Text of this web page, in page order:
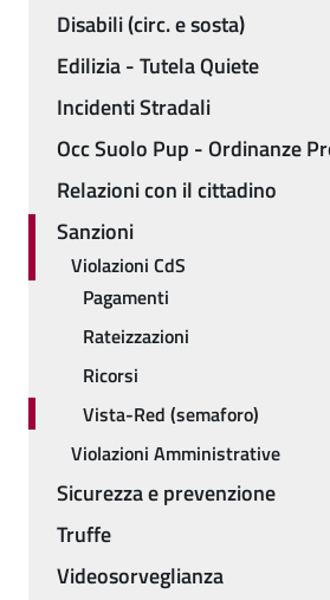
Disabili (circ. e sosta)
Edilizia - Tutela Quiete
Incidenti Stradali
Occ Suolo Pup - Ordinanze
Relazioni con il cittadino
Sanzioni
Violazioni CdS
Pagamenti
Rateizzazioni
Ricorsi
Vista-Red (semaforo)
Violazioni Amministrative
Sicurezza e prevenzione
Truffe
Videosorveglianza